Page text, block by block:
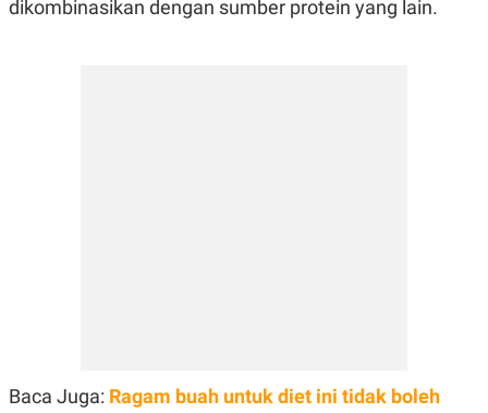
dikombinasikan dengan sumber protein yang lain.
Baca Juga: Ragam buah untuk diet ini tidak boleh